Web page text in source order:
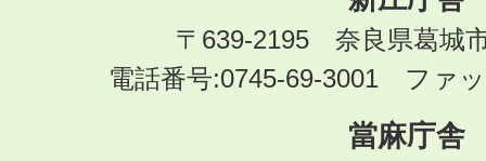
〒639-2195 奈良県葛城
電話番号:0745-69-3001 ファ
當麻庁舎